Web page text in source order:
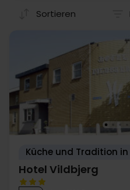
Sortieren
Küche und Tradition
Hotel Vildbjerg